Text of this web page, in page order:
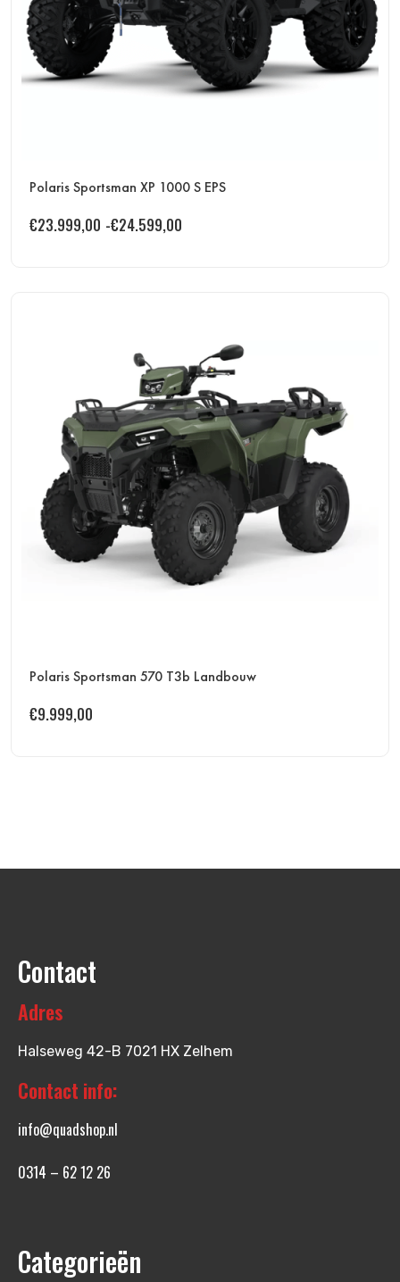
Polaris Sportsman XP 1000 S EPS
€23.999,00 -€24.599,00
Polaris Sportsman 570 T3b Landbouw
€9.999,00
Contact
Adres
Halseweg 42-B 7021 HX Zelhem
Contact info:
info@quadshop.nl
0314 – 62 12 26
Categorieën